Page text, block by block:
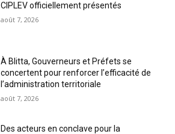
CIPLEV officiellement présentés
août 7, 2026
À Blitta, Gouverneurs et Préfets se
concertent pour renforcer l’efficacité de
l’administration territoriale
août 7, 2026
Des acteurs en conclave pour la